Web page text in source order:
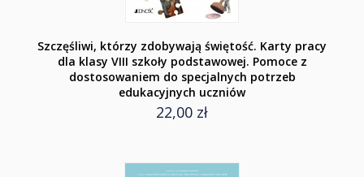
Szczęśliwi, którzy zdobywają świętość. Karty pracy
dla klasy VIII szkoły podstawowej. Pomoce z
dostosowaniem do specjalnych potrzeb
edukacyjnych uczniów
22,00 zł